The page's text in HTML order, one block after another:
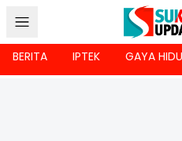
BERITA IPTEK GAYA